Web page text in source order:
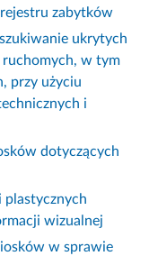
zabytków
ukrytych
ruchomych, w tym
przy użyciu
i
dotyczących
wizualnej
w sprawie